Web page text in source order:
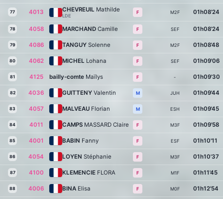
77 4013 CHEVREUIL Mathilde
LDE
F M2F 01h08'24
78 4058 MARCHAND Camille F SEF 01h08'24
79 4086 TANGUY Solenne F M2F 01h08'48
80 4062 MICHEL Lohana F SEF 01h09'06
81 4125 bailly-comte Maïlys F - 01h09'30
82 4036 GUITTENY Valentin M JUH 01h09'44
83 4057 MALVEAU Florian M ESH 01h09'45
84 4011 CAMPS MASSARD Claire F M3F 01h09'58
85 4001 BABIN Fanny F ESF 01h10'11
86 4054 LOYEN Stéphanie F M3F 01h10'37
87 4100 KLEMENCIE FLORA F M1F 01h11'45
88 4006 BINA Elisa F M0F 01h12'54